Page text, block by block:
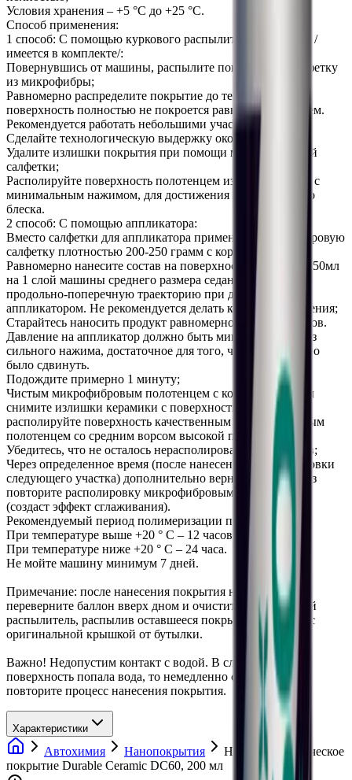
Условия хранения – +5 °C до +25 °C.
Способ применения:
1 способ: С помощью куркового распылителя (триггера) /
имеется в комплекте/:
Повернувшись от машины, распылите покрытие на салфетку
из микрофибры;
Равномерно распределите покрытие до тех пор, пока
поверхность полностью не покроется равномерным слоем.
Рекомендуется работать небольшими участками;
Сделайте технологическую выдержку около 1 минуты;
Удалите излишки покрытия при помощи микрофибровой
салфетки;
Располируйте поверхность полотенцем из микрофибры, с
минимальным нажимом, для достижения максимального
блеска.
2 способ: С помощью аппликатора:
Вместо салфетки для аппликатора примените микрофибровую
салфетку плотностью 200-250 грамм с коротким ворсом;
Равномерно нанесите состав на поверхность (из расчета 50мл
на 1 слой машины среднего размера седана) используя
продольно-поперечную траекторию при движении
аппликатором. Не рекомендуется делать круговые движения;
Старайтесь наносить продукт равномерно и без пропусков.
Давление на аппликатор должно быть минимальным, без
сильного нажима, достаточное для того, чтобы его можно
было сдвинуть.
Подождите примерно 1 минуту;
Чистым микрофибровым полотенцем с коротким ворсом
снимите излишки керамики с поверхности и затем
располируйте поверхность качественным микрофибровым
полотенцем со средним ворсом высокой плотности;
Убедитесь, что не осталось нерасполированных участков;
Через определенное время (после нанесения и располировки
следующего участка) дополнительно вернитесь и еще раз
повторите располировку микрофибровым полотенцем
(создаст эффект сглаживания).
Рекомендуемый период полимеризации покрытия:
При температуре выше +20 ° С – 12 часов;
При температуре ниже +20 ° C – 24 часа.
Не мойте машину минимум 7 дней.
Примечание: после нанесения покрытия на автомобиль
переверните баллон вверх дном и очистите прилагаемый
распылитель, распылив оставшееся покрытие. Храните с
оригинальной крышкой от бутылки.
Важно! Недопустим контакт с водой. В случае, если на
поверхность попала вода, то немедленно очистите ее и
повторите процесс нанесения покрытия.
Характеристики
Автохимия Нанопокрытия
Hendlex Керамическое
покрытие Durable Ceramic DC60, 200 мл